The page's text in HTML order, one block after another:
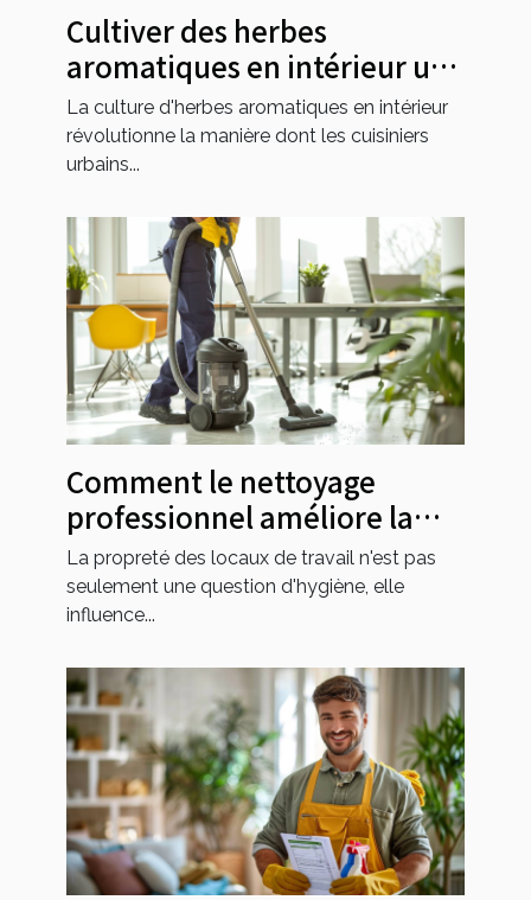
Cultiver des herbes
aromatiques en intérieur un
coin vert facile à entretenir
pour les cuisiniers urbains
La culture d'herbes aromatiques en intérieur
révolutionne la manière dont les cuisiniers
urbains...
Comment le nettoyage
professionnel améliore la
productivité au bureau
La propreté des locaux de travail n'est pas
seulement une question d'hygiène, elle
influence...